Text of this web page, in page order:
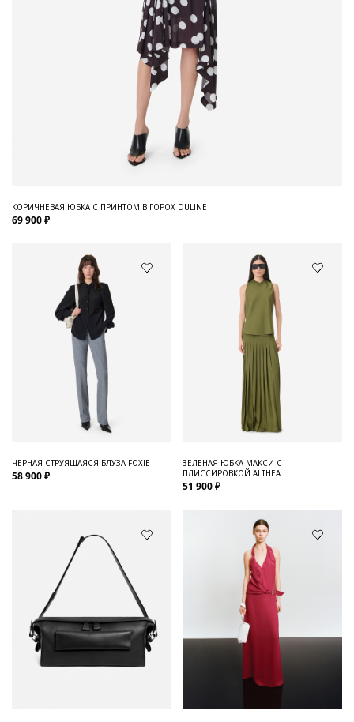
КОРИЧНЕВАЯ ЮБКА С ПРИНТОМ В ГОРОХ DULINE
69 900 ₽
ЧЕРНАЯ СТРУЯЩАЯСЯ БЛУЗА FOXIE
58 900 ₽
ЗЕЛЕНАЯ ЮБКА-МАКСИ С
ПЛИССИРОВКОЙ ALTHEA
51 900 ₽